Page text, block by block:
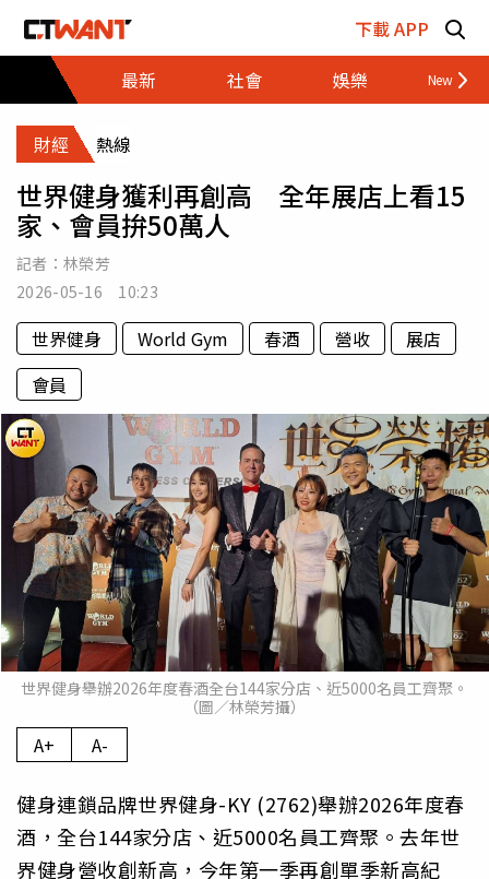
下載 APP
最新
社會 娛樂 財經
財經 熱線
世界健身獲利再創高 全年展店上看15
家、會員拚50萬人
記者： 林榮芳
2026-05-16 10:23
世界健身 World Gym 春酒 營收
展店
會員
世界健身舉辦2026年度春酒全台144家分店、近5000名員工齊聚。
（圖／林榮芳攝）
A+ A-
健身連鎖品牌世界健身-KY (2762)舉辦2026年度春
酒，全台144家分店、近5000名員工齊聚。去年世
界健身營收創新高，今年第一季再創單季新高紀